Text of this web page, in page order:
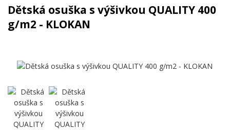
Dětská osuška s výšivkou QUALITY 400
g/m2 - KLOKAN